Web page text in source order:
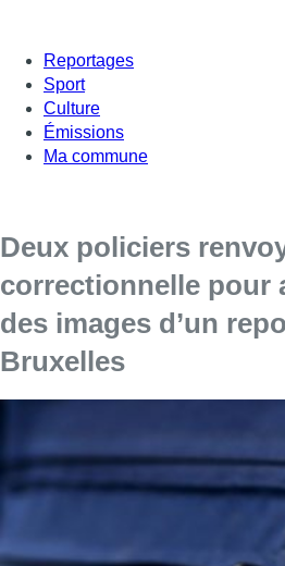
Reportages
Sport
Culture
Émissions
Ma commune
Deux policiers
correctionnelle pour
des images d’un
Bruxelles